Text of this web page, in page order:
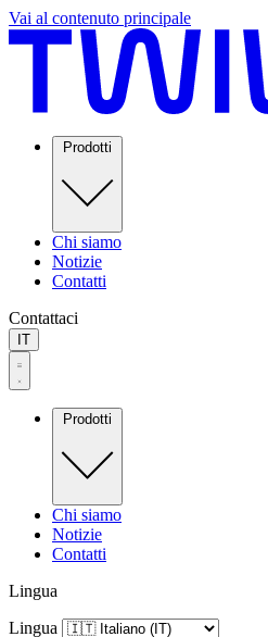
Vai al contenuto principale
Prodotti
Chi siamo
Notizie
Contatti
Contattaci
IT
Prodotti
Chi siamo
Notizie
Contatti
Lingua
Lingua